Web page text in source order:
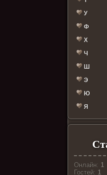
У
Ф
Х
Ч
Ш
Э
Ю
Я
Онлайн: 1
Гостей: 1